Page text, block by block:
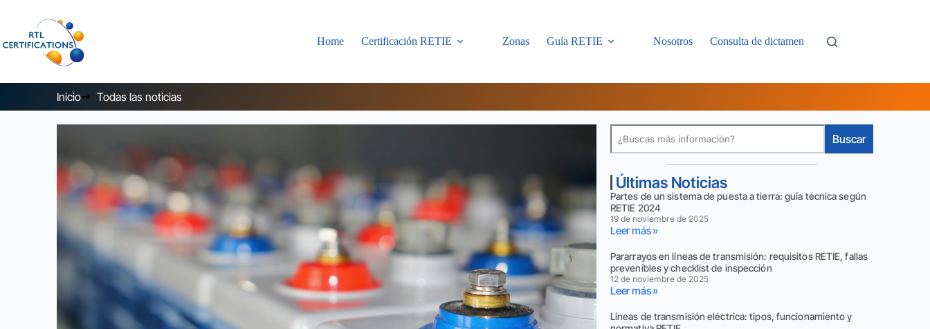
Home Certificación RETIE Zonas Guía RETIE Nosotros Consulta de dictamen
Inicio Todas las noticias
Buscar
Últimas Noticias
Partes de un sistema de puesta a tierra: guía técnica según
RETIE 2024
19 de noviembre de 2025
Leer más »
Pararrayos en líneas de transmisión: requisitos RETIE, fallas
prevenibles y checklist de inspección
12 de noviembre de 2025
Leer más »
Líneas de transmisión eléctrica: tipos, funcionamiento y